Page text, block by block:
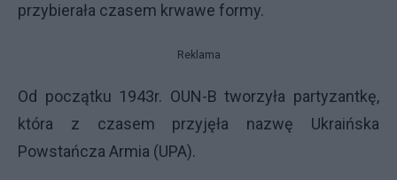
przybierała czasem krwawe formy.
Reklama
Od początku 1943r. OUN-B tworzyła partyzantkę,
która z czasem przyjęła nazwę Ukraińska
Powstańcza Armia (UPA).